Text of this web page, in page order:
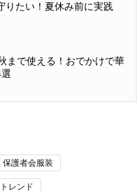
りたい！夏休み前に実践
まで使える！おでかけで華
保護者会服装
レンド